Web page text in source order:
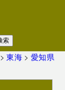
>東海> 愛知県